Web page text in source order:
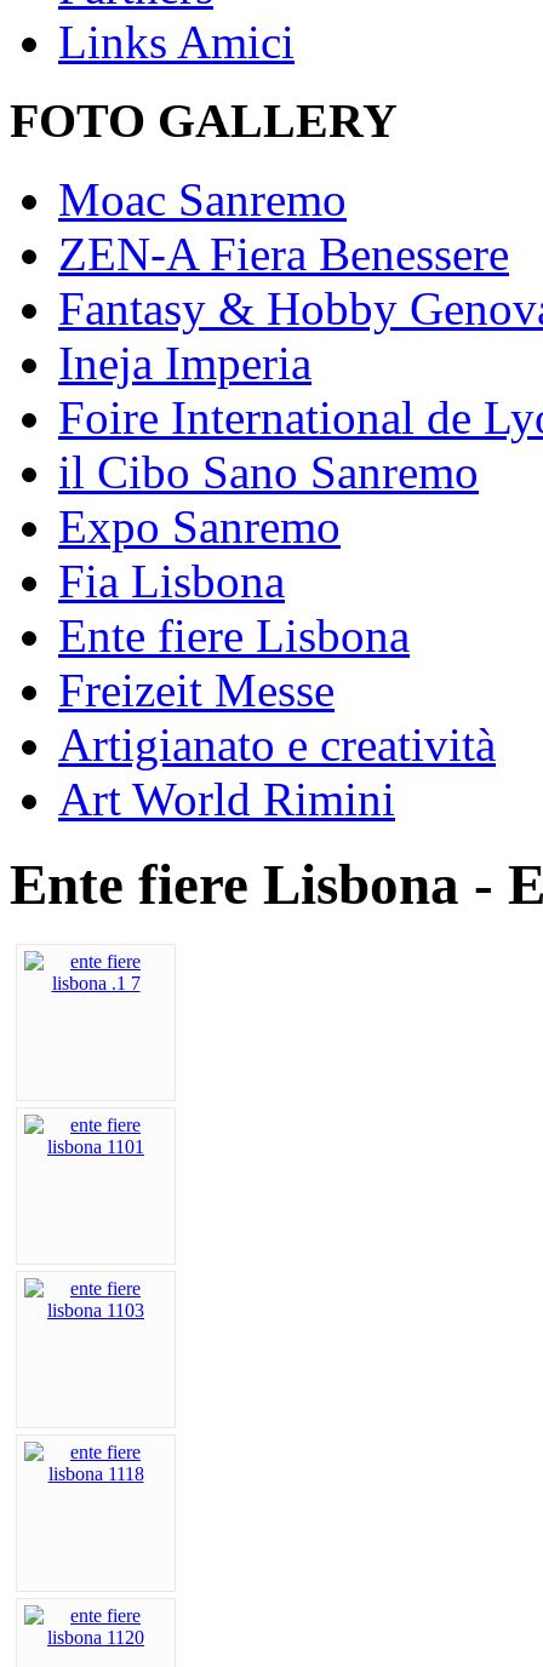
Links Amici
FOTO GALLERY
Moac Sanremo
ZEN-A Fiera Benessere
Fantasy & Hobby
Ineja Imperia
Foire International de
il Cibo Sano Sanremo
Expo Sanremo
Fia Lisbona
Ente fiere Lisbona
Freizeit Messe
Artigianato e creatività
Art World Rimini
Ente fiere Lisbona -